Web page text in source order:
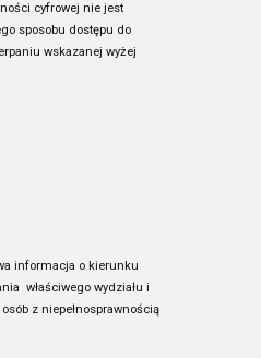
cyfrowej nie jest
sposobu dostępu do
wskazanej wyżej
informacja o kierunku
właściwego wydziału i
z niepełnosprawnością